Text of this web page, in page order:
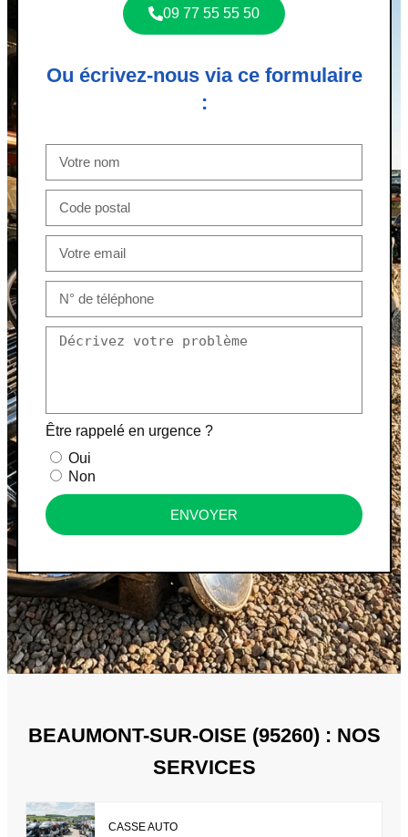
09 77 55 55 50
Ou écrivez-nous via ce formulaire
:
Être rappelé en urgence ?
Oui
Non
ENVOYER
BEAUMONT-SUR-OISE (95260) : NOS
SERVICES
CASSE AUTO